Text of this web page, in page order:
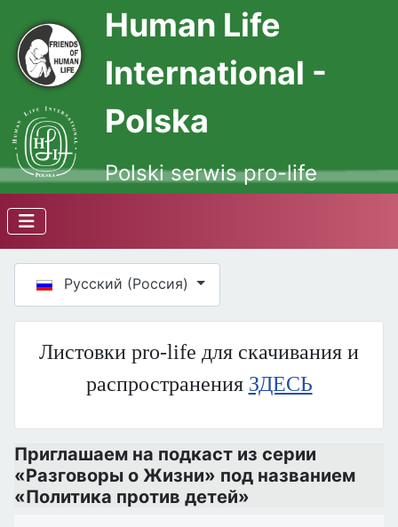
Human Life
International -
Polska
Polski serwis pro-life
Русский (Россия)
Листовки pro-life для скачивания и
распространения ЗДЕСЬ
Приглашаем на подкаст из серии
«Разговоры о Жизни» под названием
«Политика против детей»